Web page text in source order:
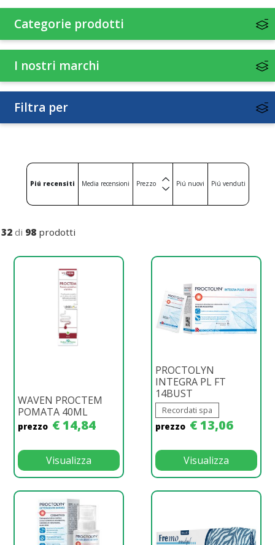
Categorie prodotti
I nostri marchi
Filtra per
Piú recensiti Media recensioni Prezzo Piú nuovi Piú venduti
32 di 98 prodotti
WAVEN PROCTEM
POMATA 40ML
prezzo € 14,84
Visualizza
PROCTOLYN
INTEGRA PL FT
14BUST
Recordati spa
prezzo € 13,06
Visualizza